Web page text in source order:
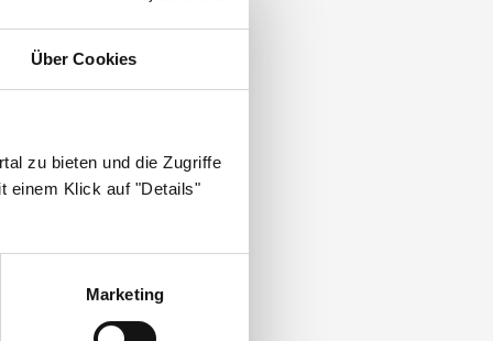
Über Cookies
zu bieten und die Zugriffe
einem Klick auf "Details"
Marketing